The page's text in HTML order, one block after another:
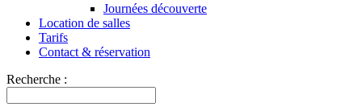
Journées découverte
Location de salles
Tarifs
Contact & réservation
Recherche :